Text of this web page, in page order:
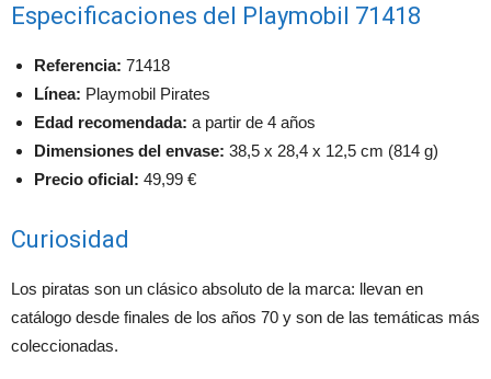
Especificaciones del Playmobil 71418
Referencia: 71418
Línea: Playmobil Pirates
Edad recomendada: a partir de 4 años
Dimensiones del envase: 38,5 x 28,4 x 12,5 cm (814 g)
Precio oficial: 49,99 €
Curiosidad
Los piratas son un clásico absoluto de la marca: llevan en
catálogo desde finales de los años 70 y son de las temáticas más
coleccionadas.